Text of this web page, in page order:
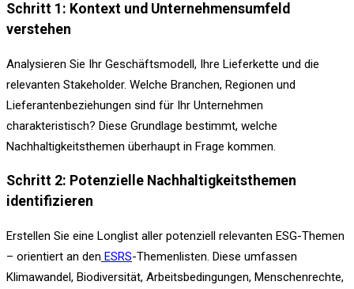
Schritt 1: Kontext und Unternehmensumfeld
verstehen
Analysieren Sie Ihr Geschäftsmodell, Ihre Lieferkette und die
relevanten Stakeholder. Welche Branchen, Regionen und
Lieferantenbeziehungen sind für Ihr Unternehmen
charakteristisch? Diese Grundlage bestimmt, welche
Nachhaltigkeitsthemen überhaupt in Frage kommen.
Schritt 2: Potenzielle Nachhaltigkeitsthemen
identifizieren
Erstellen Sie eine Longlist aller potenziell relevanten ESG-Themen
– orientiert an den ESRS-Themenlisten. Diese umfassen
Klimawandel, Biodiversität, Arbeitsbedingungen, Menschenrechte,